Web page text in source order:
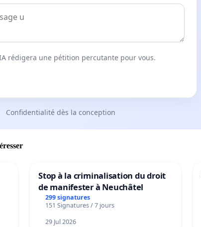
rédigera une pétition percutante pour vous.
Confidentialité dès la conception
Stop à la criminalisation du droit
de manifester à Neuchâtel
299 signatures
151 Signatures / 7 jours
29 Jul 2026